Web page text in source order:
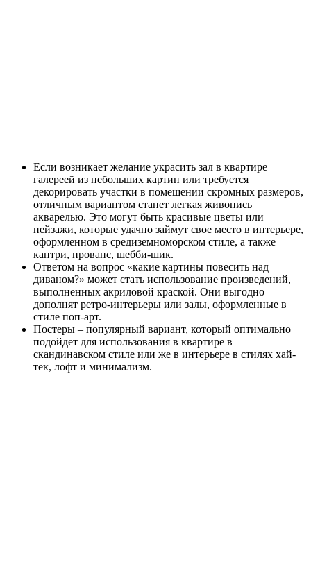
Если возникает желание украсить зал в квартире
галереей из небольших картин или требуется
декорировать участки в помещении скромных размеров,
отличным вариантом станет легкая живопись
акварелью. Это могут быть красивые цветы или
пейзажи, которые удачно займут свое место в интерьере,
оформленном в средиземноморском стиле, а также
кантри, прованс, шебби-шик.
Ответом на вопрос «какие картины повесить над
диваном?» может стать использование произведений,
выполненных акриловой краской. Они выгодно
дополнят ретро-интерьеры или залы, оформленные в
стиле поп-арт.
Постеры – популярный вариант, который оптимально
подойдет для использования в квартире в
скандинавском стиле или же в интерьере в стилях хай-
тек, лофт и минимализм.